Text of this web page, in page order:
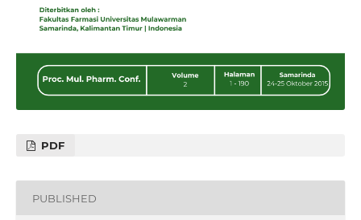
PDF
PUBLISHED